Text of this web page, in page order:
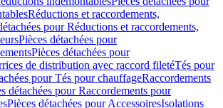
Réductions et raccordements,
pour Réductions et raccordements,
Pièces détachées pour
Pièces détachées pour
de distribution avec raccord filetéTés pour
pour Tés pour chauffageRaccordements
détachées pour Raccordements pour
Pièces détachées pour AccessoiresIsolations